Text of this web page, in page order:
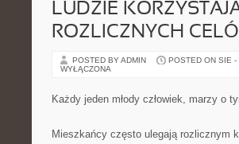
LUDZIE
ROZLICZNYCH
POSTED BY ADMIN POSTED ON SIE -
WYŁĄCZONA
Każdy jeden młody człowiek, marzy o
Mieszkańcy często ulegają rozlicznym